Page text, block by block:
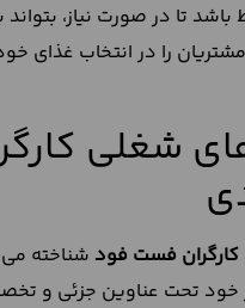
تا در صورت نیاز، بتواند
را در انتخاب غذای
شغلی
کارگران فست فود شناخته
خود تحت عناوین جزئی‌ و